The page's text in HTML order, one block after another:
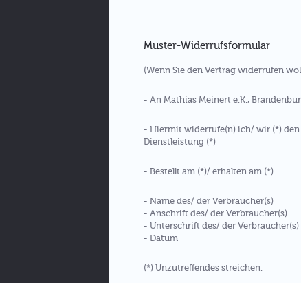
Muster-Widerrufsformular
(Wenn Sie den Vertrag widerrufen
- An Mathias Meinert e.K.,
- Hiermit widerrufe(n) ich/ wir (*) den
Dienstleistung (*)
- Bestellt am (*)/ erhalten am (*)
- Name des/ der Verbraucher(s)
- Anschrift des/ der Verbraucher(s)
- Unterschrift des/ der
- Datum
(*) Unzutreffendes streichen.